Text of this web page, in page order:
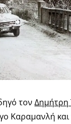
τον Δημήτρη
Καραμανλή